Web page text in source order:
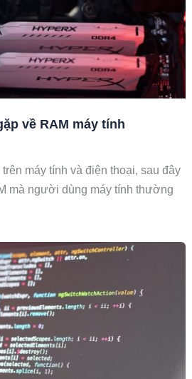
về RAM máy tính
máy tính và điện thoại, sau đây
mà người dùng máy tính thường